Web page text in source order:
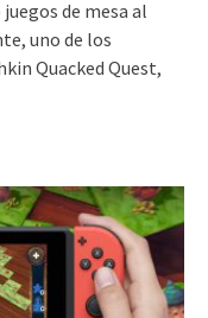
de mesa al
uno de los
Quacked Quest,